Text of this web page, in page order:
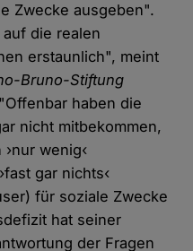
Zwecke ausgeben".
die realen
erstaunlich", meint
Bruno-Stiftung
haben die
nicht mitbekommen,
wenig‹
gar nichts‹
für soziale Zwecke
hat seiner
der Fragen